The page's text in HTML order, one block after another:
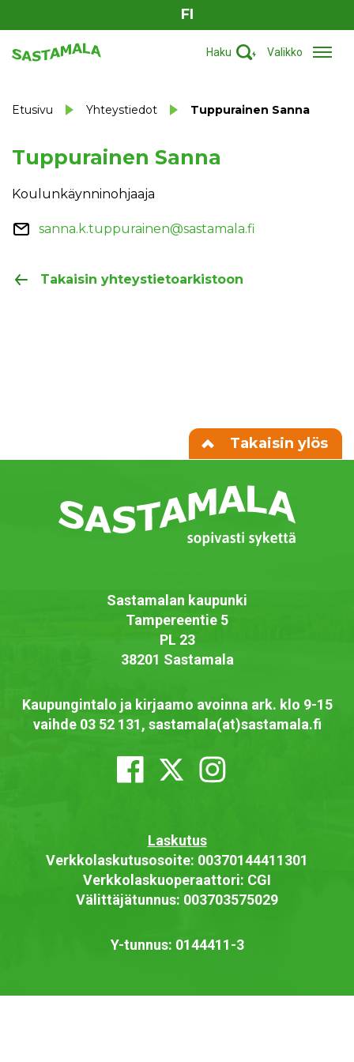
FI
Haku Valikko
Etusivu Yhteystiedot Tuppurainen Sanna
Tuppurainen Sanna
Koulunkäynninohjaaja
sanna.k.tuppurainen@sastamala.fi
Takaisin yhteystietoarkistoon
Takaisin ylös
Sastamalan kaupunki
Tampereentie 5
PL 23
38201 Sastamala
Kaupungintalo ja kirjaamo avoinna ark. klo 9-15
vaihde 03 52 131, sastamala(at)sastamala.fi
Laskutus
Verkkolaskutusosoite: 00370144411301
Verkkolaskuoperaattori: CGI
Välittäjätunnus: 003703575029
Y-tunnus: 0144411-3